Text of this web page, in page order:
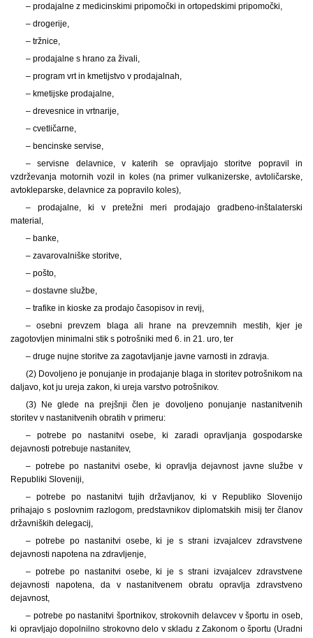
– prodajalne z medicinskimi pripomočki in ortopedskimi pripomočki,
– drogerije,
– tržnice,
– prodajalne s hrano za živali,
– program vrt in kmetijstvo v prodajalnah,
– kmetijske prodajalne,
– drevesnice in vrtnarije,
– cvetličarne,
– bencinske servise,
– servisne delavnice, v katerih se opravljajo storitve popravil in
vzdrževanja motornih vozil in koles (na primer vulkanizerske, avtoličarske,
avtokleparske, delavnice za popravilo koles),
– prodajalne, ki v pretežni meri prodajajo gradbeno-inštalaterski
material,
– banke,
– zavarovalniške storitve,
– pošto,
– dostavne službe,
– trafike in kioske za prodajo časopisov in revij,
– osebni prevzem blaga ali hrane na prevzemnih mestih, kjer je
zagotovljen minimalni stik s potrošniki med 6. in 21. uro, ter
– druge nujne storitve za zagotavljanje javne varnosti in zdravja.
(2) Dovoljeno je ponujanje in prodajanje blaga in storitev potrošnikom na
daljavo, kot ju ureja zakon, ki ureja varstvo potrošnikov.
(3) Ne glede na prejšnji člen je dovoljeno ponujanje nastanitvenih
storitev v nastanitvenih obratih v primeru:
– potrebe po nastanitvi osebe, ki zaradi opravljanja gospodarske
dejavnosti potrebuje nastanitev,
– potrebe po nastanitvi osebe, ki opravlja dejavnost javne službe v
Republiki Sloveniji,
– potrebe po nastanitvi tujih državljanov, ki v Republiko Slovenijo
prihajajo s poslovnim razlogom, predstavnikov diplomatskih misij ter članov
državniških delegacij,
– potrebe po nastanitvi osebe, ki je s strani izvajalcev zdravstvene
dejavnosti napotena na zdravljenje,
– potrebe po nastanitvi osebe, ki je s strani izvajalcev zdravstvene
dejavnosti napotena, da v nastanitvenem obratu opravlja zdravstveno
dejavnost,
– potrebe po nastanitvi športnikov, strokovnih delavcev v športu in oseb,
ki opravljajo dopolnilno strokovno delo v skladu z Zakonom o športu (Uradni